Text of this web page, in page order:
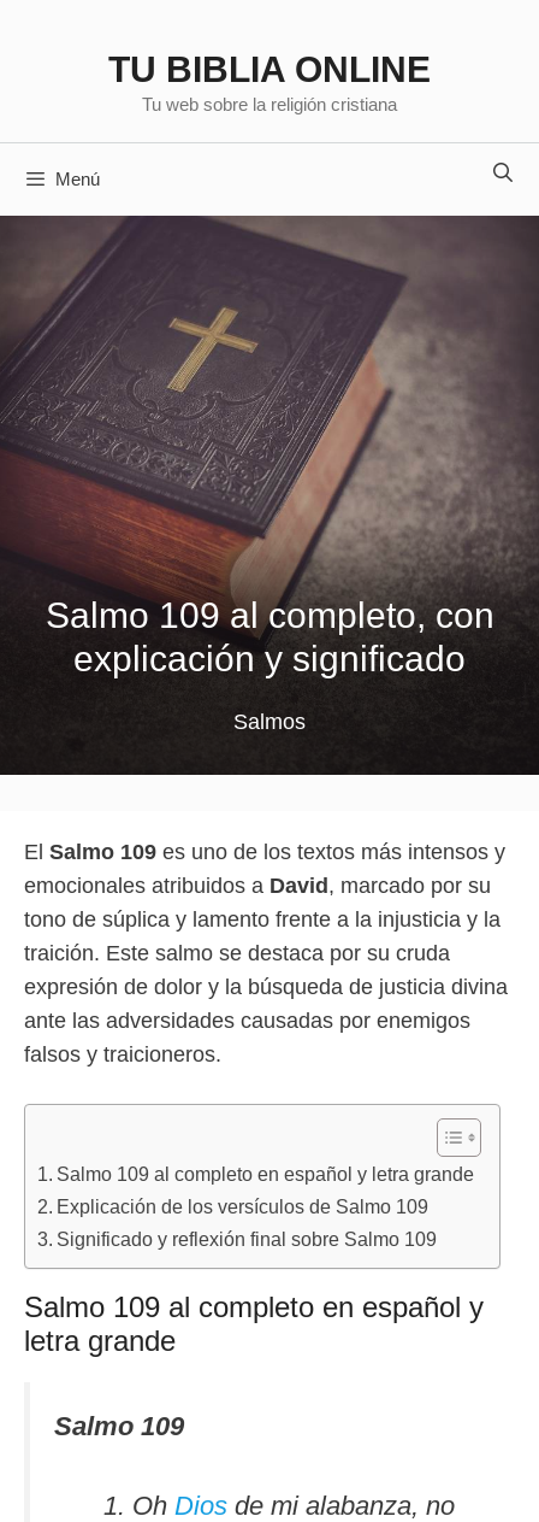
TU BIBLIA ONLINE
Tu web sobre la religión cristiana
Menú
Salmo 109 al completo, con
explicación y significado
Salmos
El Salmo 109 es uno de los textos más intensos y
emocionales atribuidos a David, marcado por su
tono de súplica y lamento frente a la injusticia y la
traición. Este salmo se destaca por su cruda
expresión de dolor y la búsqueda de justicia divina
ante las adversidades causadas por enemigos
falsos y traicioneros.
Salmo 109 al completo en español y letra grande
Explicación de los versículos de Salmo 109
Significado y reflexión final sobre Salmo 109
Salmo 109 al completo en español y
letra grande
Salmo 109
Oh Diosde mi alabanza, no